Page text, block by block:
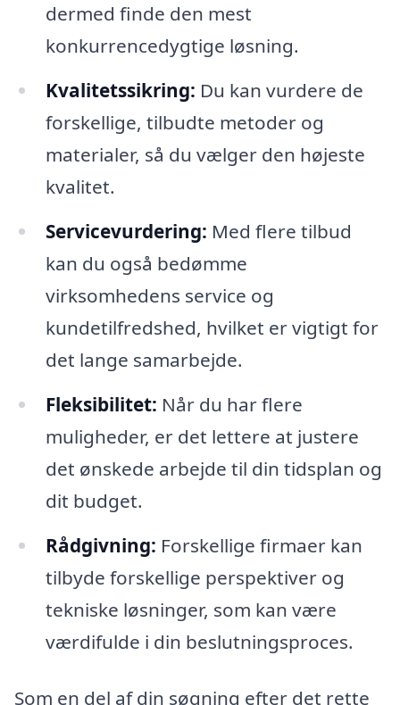
dermed finde den mest
konkurrencedygtige løsning.
Kvalitetssikring: Du kan vurdere de
forskellige, tilbudte metoder og
materialer, så du vælger den højeste
kvalitet.
Servicevurdering: Med flere tilbud
kan du også bedømme
virksomhedens service og
kundetilfredshed, hvilket er vigtigt for
det lange samarbejde.
Fleksibilitet: Når du har flere
muligheder, er det lettere at justere
det ønskede arbejde til din tidsplan og
dit budget.
Rådgivning: Forskellige firmaer kan
tilbyde forskellige perspektiver og
tekniske løsninger, som kan være
værdifulde i din beslutningsproces.
Som en del af din søgning efter det rette